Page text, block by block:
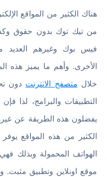
هناك الكثير من المواقع
من تيك توك بدون حقوق
فيس بوك وغيرهم العديد
الأخرى. وأهم ما يميز هذه
خلال متصفح الانترنت دون
التطبيقات والبرامج، لذا
يفضلون هذه الطريقة عن
الكثير من هذه المواقع
الهواتف المحمولة وبذلك
موقع اونلاين وتطبيق مثبت.